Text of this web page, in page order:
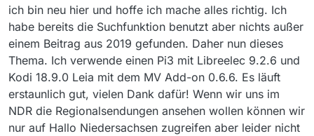
ich bin neu hier und hoffe ich mache alles richtig. Ich
habe bereits die Suchfunktion benutzt aber nichts außer
einem Beitrag aus 2019 gefunden. Daher nun dieses
Thema. Ich verwende einen Pi3 mit Libreelec 9.2.6 und
Kodi 18.9.0 Leia mit dem MV Add-on 0.6.6. Es läuft
erstaunlich gut, vielen Dank dafür! Wenn wir uns im
NDR die Regionalsendungen ansehen wollen können wir
nur auf Hallo Niedersachsen zugreifen aber leider nicht